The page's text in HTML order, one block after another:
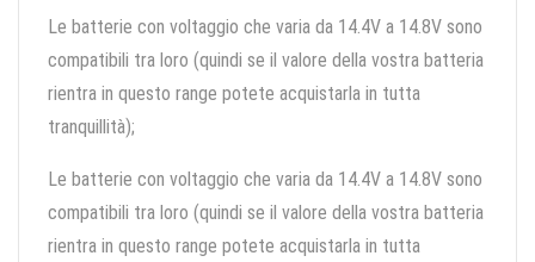
Le batterie con voltaggio che varia da 14.4V a 14.8V sono
compatibili tra loro (quindi se il valore della vostra batteria
rientra in questo range potete acquistarla in tutta
tranquillità);
Le batterie con voltaggio che varia da 14.4V a 14.8V sono
compatibili tra loro (quindi se il valore della vostra batteria
rientra in questo range potete acquistarla in tutta